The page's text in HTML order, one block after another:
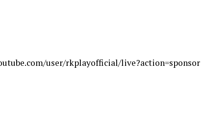
user/rkplayofficial/live?action=sponsor